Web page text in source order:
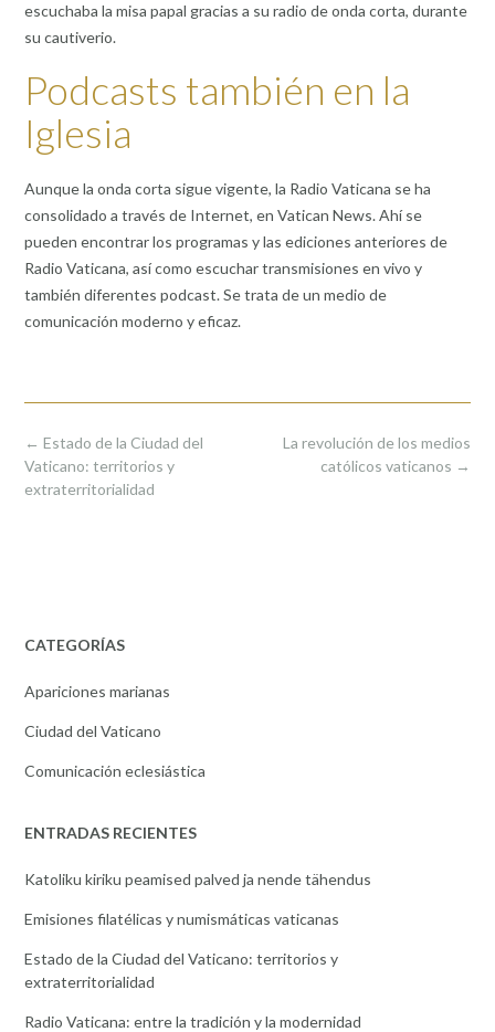
escuchaba la misa papal gracias a su radio de onda corta, durante
su cautiverio.
Podcasts también en la
Iglesia
Aunque la onda corta sigue vigente, la Radio Vaticana se ha
consolidado a través de Internet, en Vatican News. Ahí se
pueden encontrar los programas y las ediciones anteriores de
Radio Vaticana, así como escuchar transmisiones en vivo y
también diferentes podcast. Se trata de un medio de
comunicación moderno y eficaz.
Post
navigation
La revolución de los medios
católicos vaticanos →
← Estado de la Ciudad del
Vaticano: territorios y
extraterritorialidad
CATEGORÍAS
Apariciones marianas
Ciudad del Vaticano
Comunicación eclesiástica
ENTRADAS RECIENTES
Katoliku kiriku peamised palved ja nende tähendus
Emisiones filatélicas y numismáticas vaticanas
Estado de la Ciudad del Vaticano: territorios y
extraterritorialidad
Radio Vaticana: entre la tradición y la modernidad